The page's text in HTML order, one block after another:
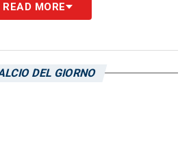
E SPIRITO POSITIVO
modo ci hanno anche
READ MORE
DEL GIORNO